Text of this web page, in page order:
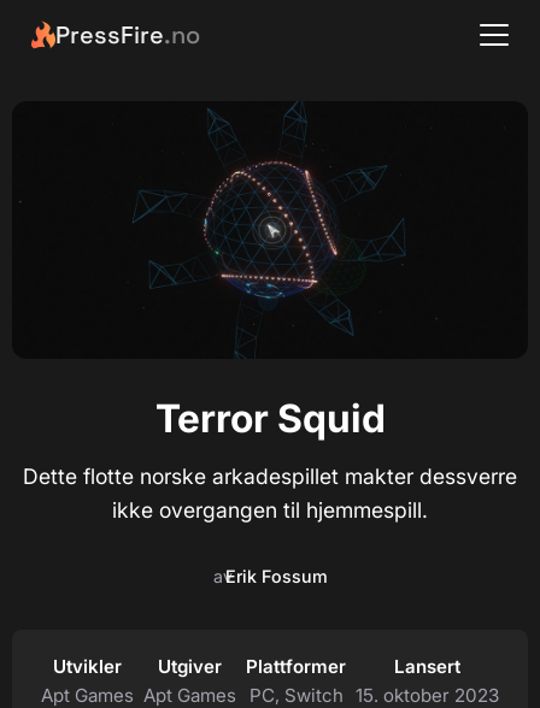
PressFire.no
Terror Squid
Dette flotte norske arkadespillet makter dessverre
ikke overgangen til hjemmespill.
avErik Fossum
Utvikler
Apt Games
Utgiver
Apt Games
Plattformer
PC, Switch
Lansert
15. oktober 2023